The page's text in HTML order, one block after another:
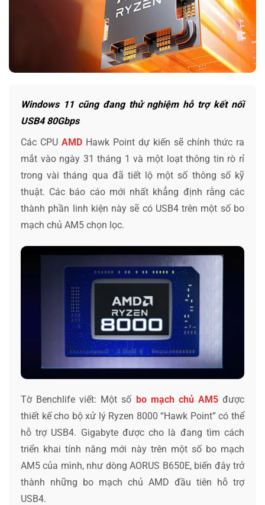
Windows 11 cũng đang thử nghiệm hỗ trợ kết nối
USB4 80Gbps
Các CPU AMD Hawk Point dự kiến sẽ chính thức ra
mắt vào ngày 31 tháng 1 và một loạt thông tin rò rỉ
trong vài tháng qua đã tiết lộ một số thông số kỹ
thuật. Các báo cáo mới nhất khẳng định rằng các
thành phần linh kiện này sẽ có USB4 trên một số bo
mạch chủ AM5 chọn lọc.
Tờ Benchlife viết: Một số bo mạch chủ AM5được
thiết kế cho bộ xử lý Ryzen 8000 “Hawk Point” có thể
hỗ trợ USB4. Gigabyte được cho là đang tìm cách
triển khai tính năng mới này trên một số bo mạch
AM5 của mình, như dòng AORUS B650E, biến đây trở
thành những bo mạch chủ AMD đầu tiên hỗ trợ
USB4.